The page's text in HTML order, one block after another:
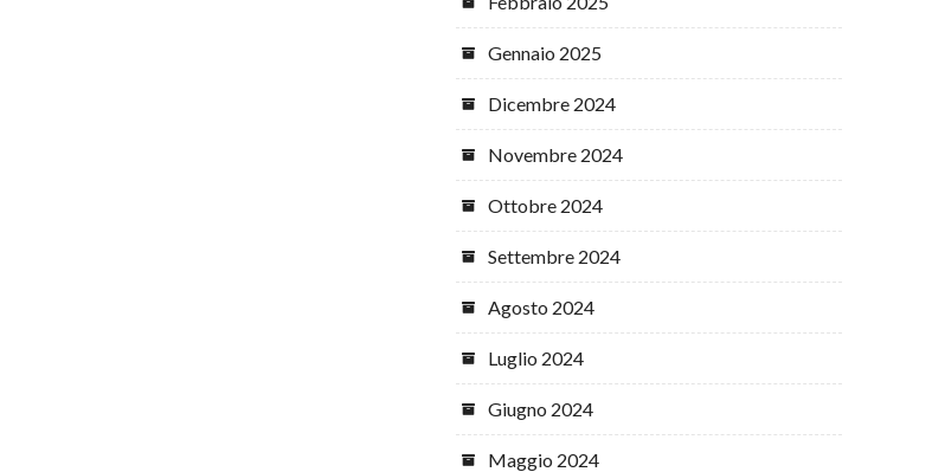
Gennaio 2025
Dicembre 2024
Novembre 2024
Ottobre 2024
Settembre 2024
Agosto 2024
Luglio 2024
Giugno 2024
Maggio 2024